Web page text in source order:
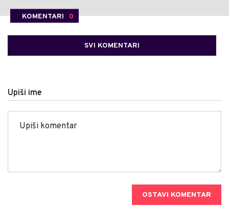
KOMENTARI 0
SVI KOMENTARI
Upiši ime
OSTAVI KOMENTAR